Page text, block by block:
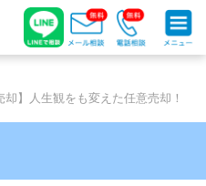
】人生観をも変えた任意売却！